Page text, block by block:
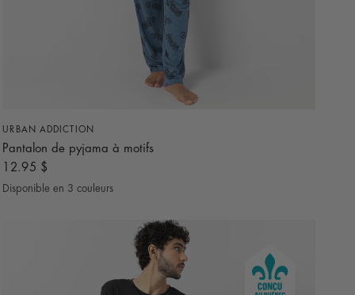
URBAN ADDICTION
Pantalon de pyjama à motifs
12.95 $
Bleu denim
Disponible en 3 couleurs